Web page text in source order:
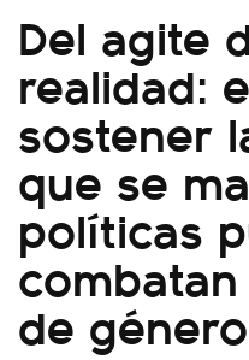
Del agite
realidad:
sostener
que se
políticas
de género